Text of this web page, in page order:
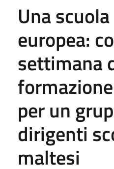
Una
europea:
settimana
per un
dirigenti
maltesi